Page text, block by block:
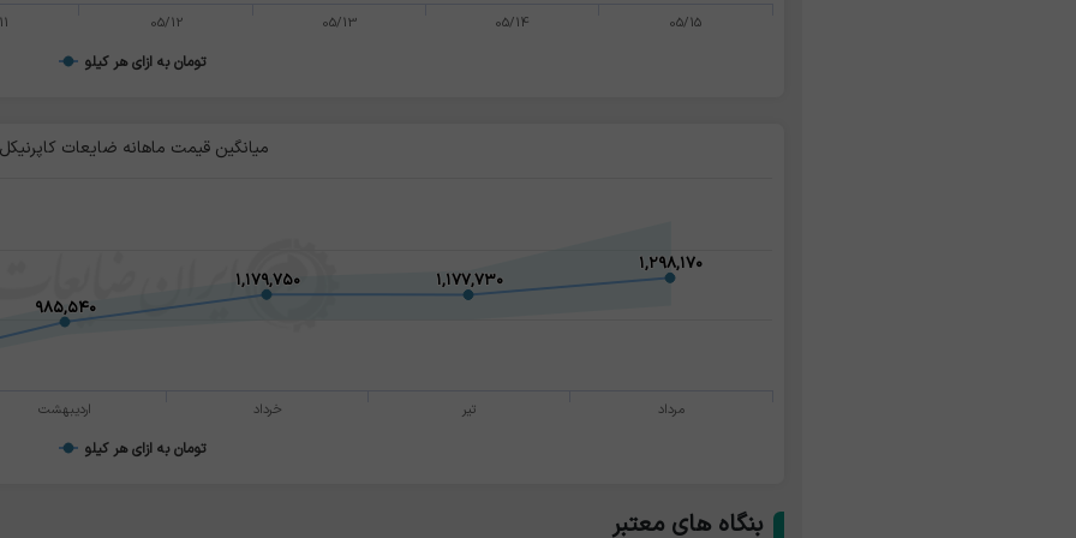
تومان به ازای هر کیلو
05/12 05/13 05/14 05/15
میانگین قیمت ماهانه ضایعات کاپرنیکل
۹۸۵,۵۴۰
۹۸۵,۵۴۰
۱,۱۷۹,۷۵۰
۱,۱۷۹,۷۵۰ ۱,۱۷۷,۷۳۰
۱,۱۷۷,۷۳۰
۱,۲۹۸,۱۷۰
۱,۲۹۸,۱۷۰
تومان به ازای هر کیلو
اردیبهشت خرداد تیر مرداد
بنگاه های معتبر